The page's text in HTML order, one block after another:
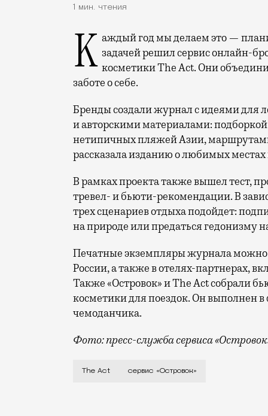
1 мин. чтения
Каждый год мы делаем это — планируем летний отпуск. Помочь справиться с этой задачей решил сервис онлайн-
косметики The Act. Они
заботе о себе.
Бренды создали журнал с идеями для
и авторскими материалами:
нетипичных пляжей Азии,
рассказала изданию о любимых местах
В рамках проекта также вышел тест,
тревел- и бьюти-рекомендации. В
трех сценариев отдыха подойдет:
на природе или предаться гедонизму
Печатные экземпляры журнала можно
России, а также в отелях-партнерах,
Также «Островок» и The Act собрали
косметики для поездок. Он выполнен
чемоданчика.
Фото: пресс-служба сервиса
Каждый год мы делаем это —
The Act сервис «Островок»